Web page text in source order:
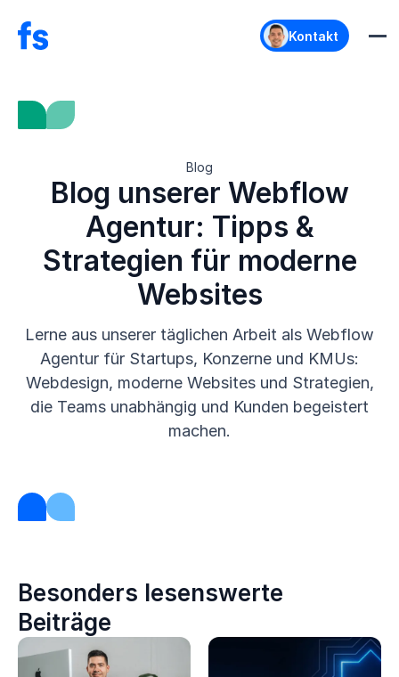
Kontakt
Blog
Blog unserer Webflow
Agentur: Tipps &
Strategien für moderne
Websites
Lerne aus unserer täglichen Arbeit als Webflow
Agentur für Startups, Konzerne und KMUs:
Webdesign, moderne Websites und Strategien,
die Teams unabhängig und Kunden begeistert
machen.
Besonders lesenswerte
Beiträge